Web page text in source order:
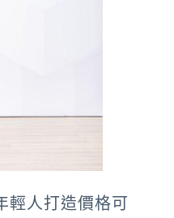
輕人打造價格可